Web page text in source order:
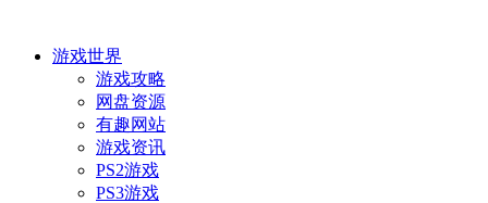
游戏世界
游戏攻略
网盘资源
有趣网站
游戏资讯
PS2游戏
PS3游戏